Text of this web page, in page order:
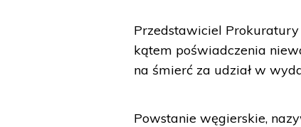
Przedstawiciel Prokuratury
kątem poświadczenia
na śmierć za udział w
Powstanie węgierskie,